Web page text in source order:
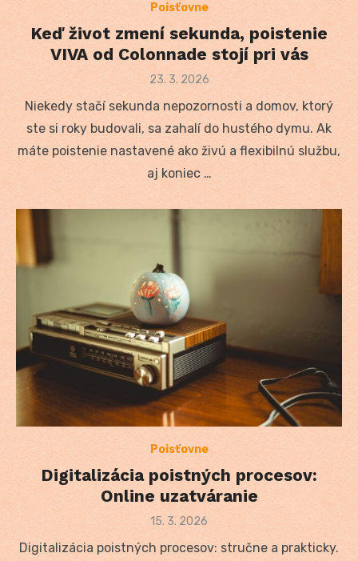
Poisťovne
Keď život zmení sekunda, poistenie
VIVA od Colonnade stojí pri vás
Posted
23. 3. 2026
Niekedy stačí sekunda nepozornosti a domov, ktorý
ste si roky budovali, sa zahalí do hustého dymu. Ak
máte poistenie nastavené ako živú a flexibilnú službu,
aj koniec …
Poisťovne
Digitalizácia poistných procesov:
Online uzatváranie
Posted
15. 3. 2026
Digitalizácia poistných procesov: stručne a prakticky.